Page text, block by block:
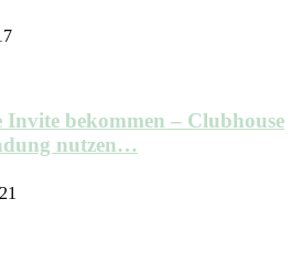
Invite bekommen – Clubhouse
nutzen…